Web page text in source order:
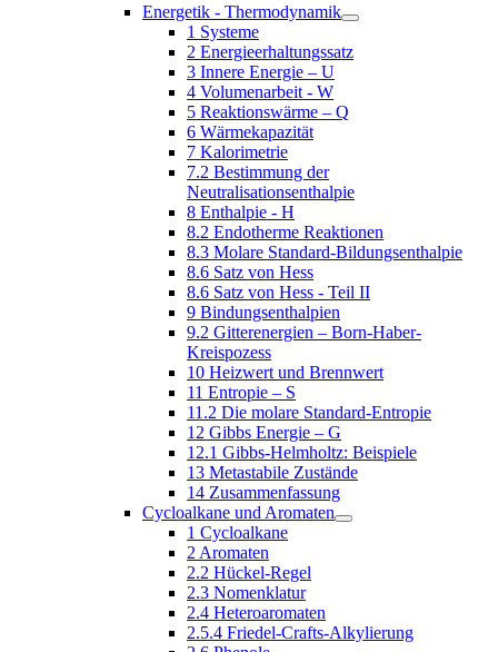
Energetik - Thermodynamik
1 Systeme
2 Energieerhaltungssatz
3 Innere Energie – U
4 Volumenarbeit - W
5 Reaktionswärme – Q
6 Wärmekapazität
7 Kalorimetrie
7.2 Bestimmung der
Neutralisationsenthalpie
8 Enthalpie - H
8.2 Endotherme Reaktionen
8.3 Molare Standard-Bildungsenthalpie
8.6 Satz von Hess
8.6 Satz von Hess - Teil II
9 Bindungsenthalpien
9.2 Gitterenergien – Born-Haber-
Kreispozess
10 Heizwert und Brennwert
11 Entropie – S
11.2 Die molare Standard-Entropie
12 Gibbs Energie – G
12.1 Gibbs-Helmholtz: Beispiele
13 Metastabile Zustände
14 Zusammenfassung
Cycloalkane und Aromaten
1 Cycloalkane
2 Aromaten
2.2 Hückel-Regel
2.3 Nomenklatur
2.4 Heteroaromaten
2.5.4 Friedel-Crafts-Alkylierung